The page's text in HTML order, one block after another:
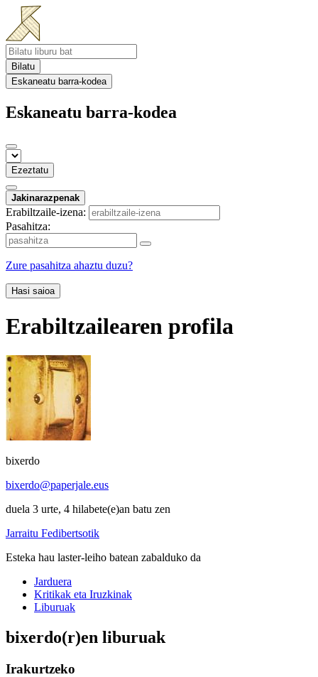
Bilatu
Eskaneatu barra-kodea
Eskaneatu barra-kodea
Ezeztatu
Jakinarazpenak
Erabiltzaile-izena:
Pasahitza:
Zure pasahitza ahaztu duzu?
Hasi saioa
Erabiltzailearen profila
bixerdo
bixerdo@paperjale.eus
duela 3 urte, 4 hilabete(e)an batu zen
Jarraitu Fedibertsotik
Esteka hau laster-leiho batean zabalduko da
Jarduera
Kritikak eta Iruzkinak
Liburuak
bixerdo(r)en liburuak
Irakurtzeko